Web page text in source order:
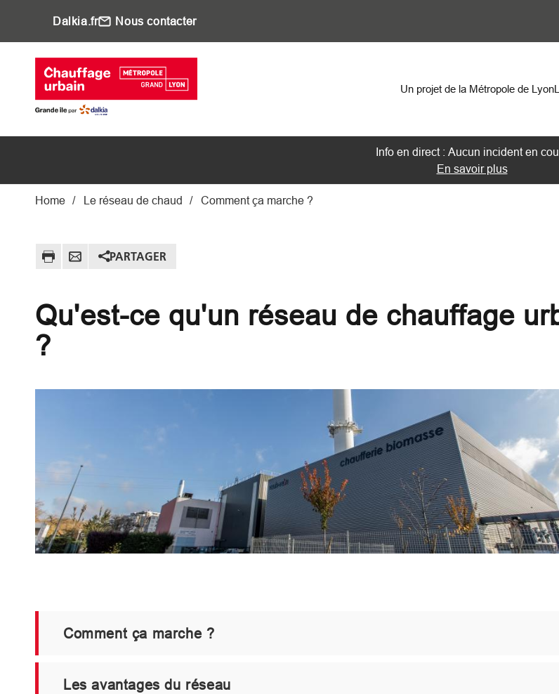
Dalkia.fr Nous contacter
Un projet de la Métropole de Lyon
Info en direct : Aucun incident en
En savoir plus
Fil d'Ariane
Home Le réseau de chaud Comment ça marche ?
PARTAGER
Qu'est-ce qu'un réseau de chauffage
?
Comment ça marche ?
Les avantages du réseau